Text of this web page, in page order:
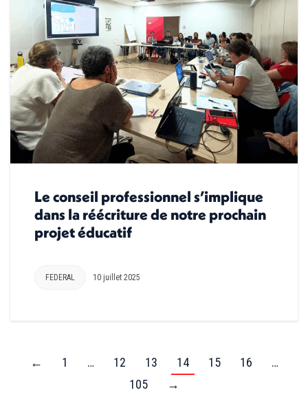
Le conseil professionnel s’implique
dans la réécriture de notre prochain
projet éducatif
FEDERAL 10 juillet 2025
← 1 … 12 13 14 15 16
…
105
→